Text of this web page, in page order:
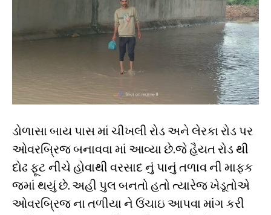
ડોળાસા બાય પાસ માં ચીખલી રોડ અને લેરકા રોડ પર
ઓવરબ્રિજ બનાવવા માં આવ્યા છે.જે હૈયત રોડ થી
દોઢ ફૂટ નીચે હોવાથી વરસાદ નું પાનું તળાવ ની માફક
જમાં થયું છે. અહી પુલ બનતો હતો ત્યારેજ ખેડૂતોએ
ઓવરબ્રિજ ના તળીયા ને ઉંચાઇ આપવા માંગ કરી